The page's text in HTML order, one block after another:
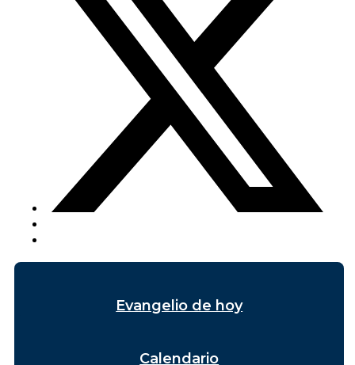
Evangelio de hoy
Calendario